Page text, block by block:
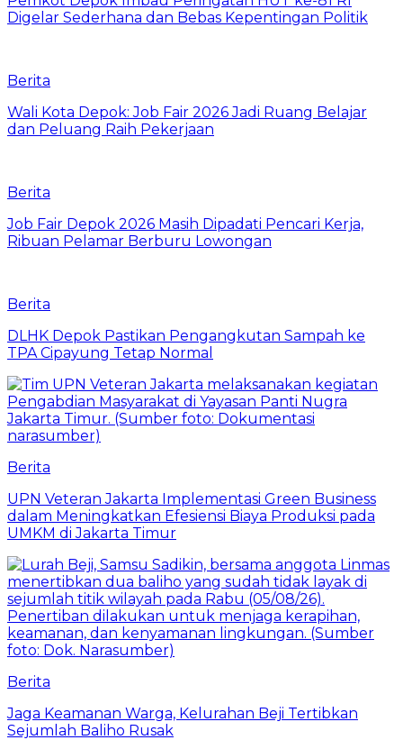
Digelar Sederhana dan Bebas Kepentingan Politik
Berita
Wali Kota Depok: Job Fair 2026 Jadi Ruang Belajar
dan Peluang Raih Pekerjaan
Berita
Job Fair Depok 2026 Masih Dipadati Pencari Kerja,
Ribuan Pelamar Berburu Lowongan
Berita
DLHK Depok Pastikan Pengangkutan Sampah ke
TPA Cipayung Tetap Normal
Berita
UPN Veteran Jakarta Implementasi Green Business
dalam Meningkatkan Efesiensi Biaya Produksi pada
UMKM di Jakarta Timur
Berita
Jaga Keamanan Warga, Kelurahan Beji Tertibkan
Sejumlah Baliho Rusak